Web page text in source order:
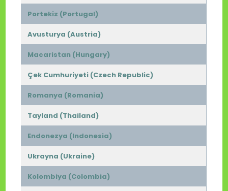
Portekiz (Portugal)
Avusturya (Austria)
Macaristan (Hungary)
Çek Cumhuriyeti (Czech Republic)
Romanya (Romania)
Tayland (Thailand)
Endonezya (Indonesia)
Ukrayna (Ukraine)
Kolombiya (Colombia)